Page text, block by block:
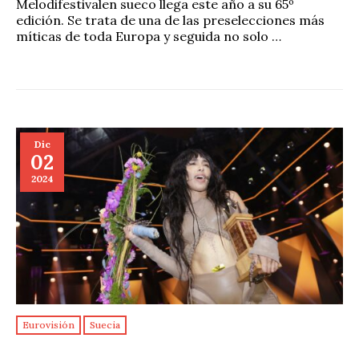
Melodifestivalen sueco llega este año a su 65º
edición. Se trata de una de las preselecciones más
míticas de toda Europa y seguida no solo …
Dic
02
2024
Eurovisión Suecia